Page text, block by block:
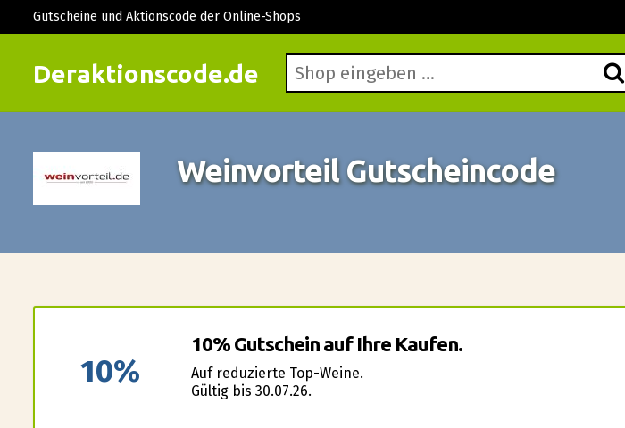
Deraktionscode.de
Gutscheine und Aktionscode der Online-Shops
Weinvorteil Gutscheincode
10%
10% Gutschein auf Ihre Kaufen.
Auf reduzierte Top-Weine.
Gültig bis 30.07.26.